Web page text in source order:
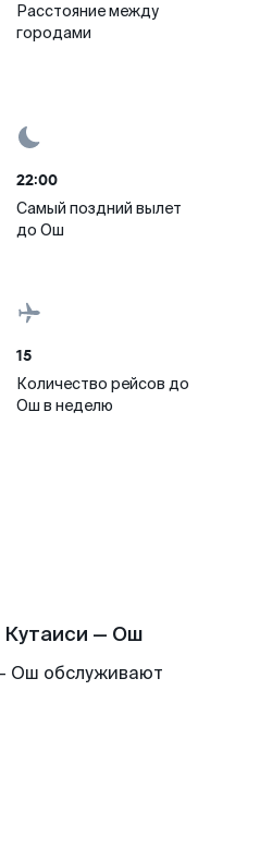
Расстояние между
городами
22:00
Самый поздний вылет
до Ош
15
Количество рейсов до
Ош в неделю
— Ош
Ош обслуживают